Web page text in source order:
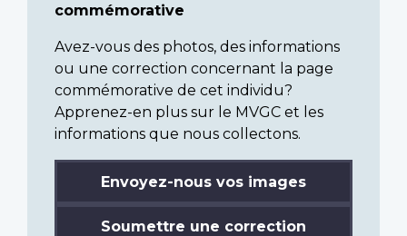
commémorative
Avez-vous des photos, des informations
ou une correction concernant la page
commémorative de cet individu?
Apprenez-en plus sur le MVGC et les
informations que nous collectons.
Envoyez-nous vos images
Soumettre une correction